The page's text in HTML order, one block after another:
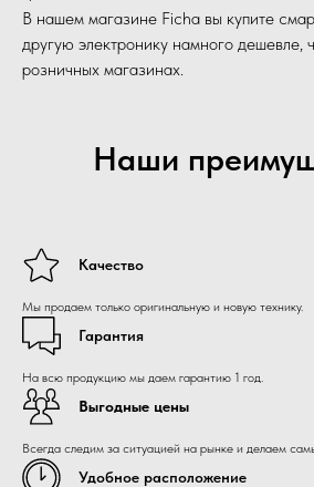
В нашем магазине Ficha вы купите
другую электронику намного дешевле,
розничных магазинах.
Наши
Качество
Мы продаем только оригинальную и новую технику.
Гарантия
На всю продукцию мы даем гарантию 1 год.
Выгодные цены
Всегда следим за ситуацией на рынке и делаем
Удобное расположение